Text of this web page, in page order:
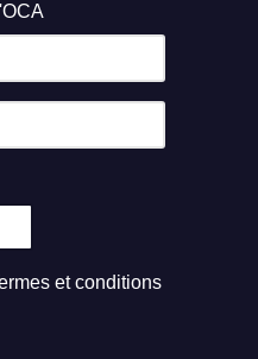
et conditions